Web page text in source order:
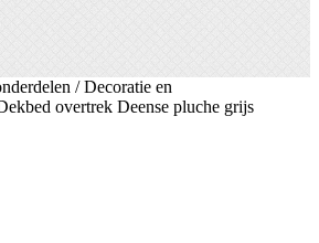
/Decoratie en
overtrek Deense pluche grijs